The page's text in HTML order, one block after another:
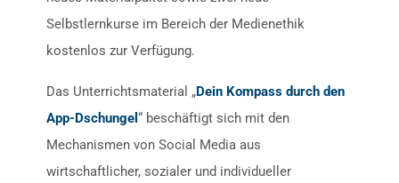
Selbstlernkurse im Bereich der Medienethik
kostenlos zur Verfügung.
Das Unterrichtsmaterial „Dein Kompass durch den
App-Dschungel“ beschäftigt sich mit den
Mechanismen von Social Media aus
wirtschaftlicher, sozialer und individueller